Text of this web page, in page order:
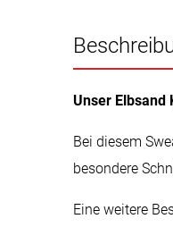
Unser Elbsand
Bei diesem
besondere
Eine weitere